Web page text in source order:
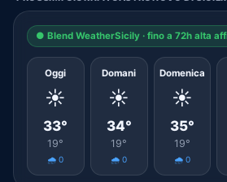
● Blend WeatherSicily · fino a 72h alta
Oggi
☀️
33°
19°
🌧️ 0
Domani
☀️
34°
19°
🌧️ 0
Domenica
☀️
35°
19°
🌧️ 0